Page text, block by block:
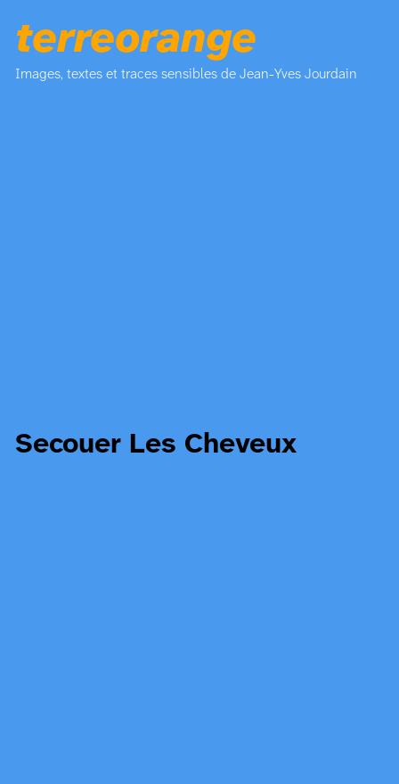
terreorange
Images, textes et traces sensibles de Jean-Yves Jourdain
Secouer Les Cheveux